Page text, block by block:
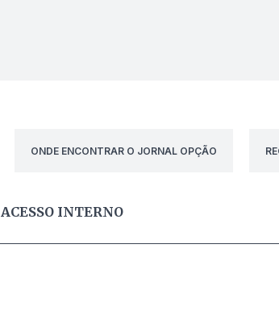
ONDE ENCONTRAR O JORNAL OPÇÃO
ACESSO INTERNO